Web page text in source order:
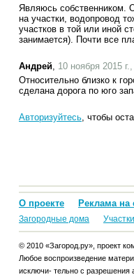
Являюсь собственником.
на участки, водопровод
участков в той или иной
занимается). Почти все
Андрей, 10 ноября 2015
Относительно близко к
сделана дорога по юго
Авторизуйтесь, чтобы
О проекте Реклама на
Загородные дома Участки
© 2010 «Загород.ру», проект
Любое воспроизведение
исключи- тельно с разрешения